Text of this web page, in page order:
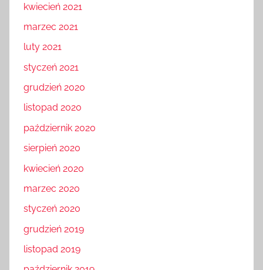
kwiecień 2021
marzec 2021
luty 2021
styczeń 2021
grudzień 2020
listopad 2020
październik 2020
sierpień 2020
kwiecień 2020
marzec 2020
styczeń 2020
grudzień 2019
listopad 2019